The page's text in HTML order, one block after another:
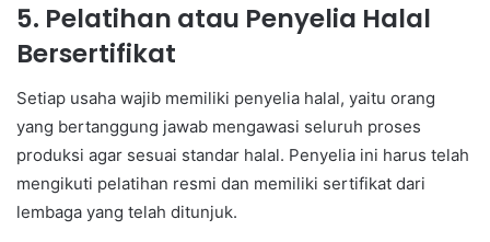
5. Pelatihan atau Penyelia Halal
Bersertifikat
Setiap usaha wajib memiliki penyelia halal, yaitu orang
yang bertanggung jawab mengawasi seluruh proses
produksi agar sesuai standar halal. Penyelia ini harus telah
mengikuti pelatihan resmi dan memiliki sertifikat dari
lembaga yang telah ditunjuk.